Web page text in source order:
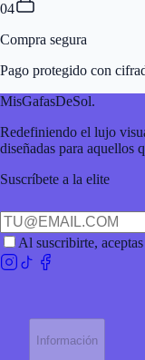
04
Compra segura
Pago protegido con
MisGafasDeSol.
Redefiniendo el lujo
diseñadas para aquellos
Suscríbete a la elite
Al suscribirte, aceptas
Información